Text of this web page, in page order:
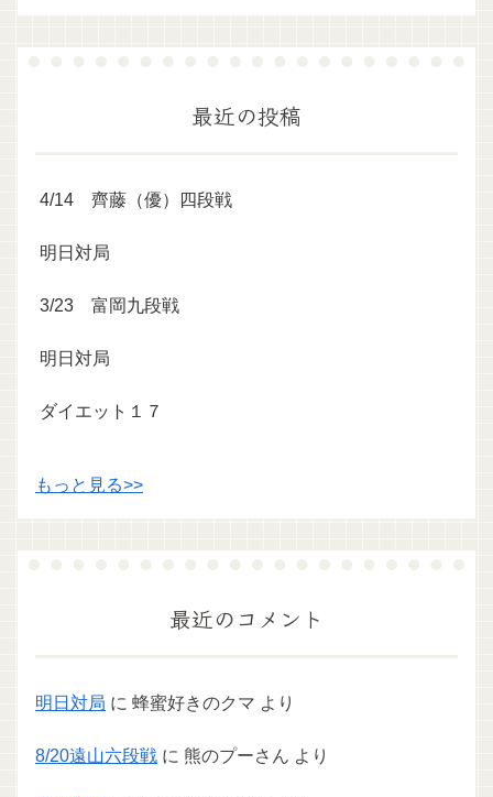
最近の投稿
4/14 齊藤（優）四段戦
明日対局
3/23 富岡九段戦
明日対局
ダイエット１７
もっと見る>>
最近のコメント
明日対局 に 蜂蜜好きのクマ より
8/20遠山六段戦 に 熊のプーさん より